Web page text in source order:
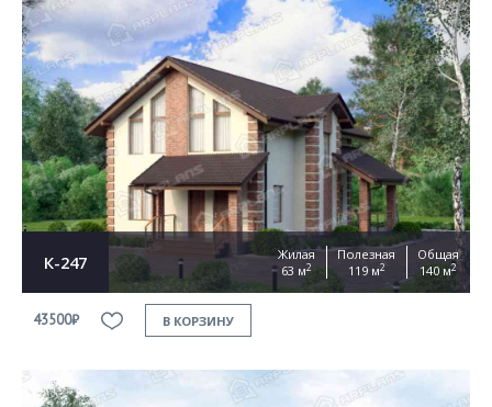
К-247
Жилая
63 м2
Полезная
119 м2
Общая
140 м2
43500₽ В КОРЗИНУ